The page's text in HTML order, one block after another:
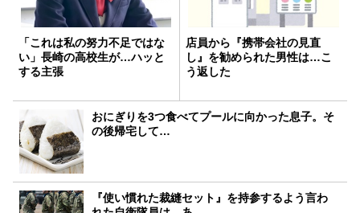
「これは私の努力不足ではな
い」長崎の高校生が…ハッと
する主張
店員から『携帯会社の見直
し』を勧められた男性は…こ
う返した
おにぎりを3つ食べてプールに向かった息子。そ
の後帰宅して…
『使い慣れた裁縫セット』を持参するよう言わ